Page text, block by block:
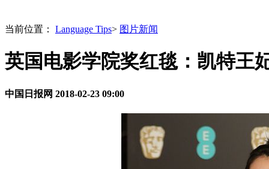
当前位置： Language Tips> 图片新闻
英国电影学院奖红毯：凯特王
中国日报网 2018-02-23 09:00